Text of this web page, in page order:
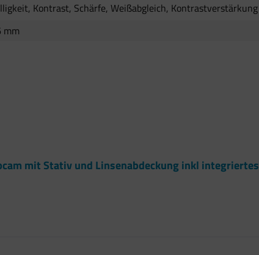
Kontrast, Schärfe, Weißabgleich, Kontrastverstärkung
mm
mit Stativ und Linsenabdeckung inkl integriertes